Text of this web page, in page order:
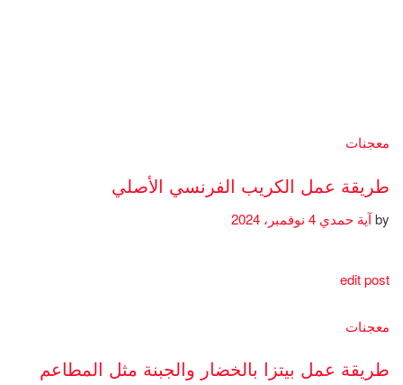
معجنات
طريقة عمل الكريب الفرنسي الأصلي
byآية حمدي
edit post
معجنات
طريقة عمل بيتزا بالخضار والجبنة مثل المطاعم